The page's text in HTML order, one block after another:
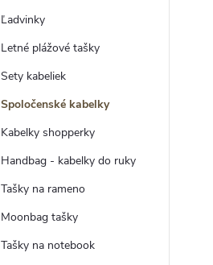
Ľadvinky
Letné plážové tašky
Sety kabeliek
Spoločenské kabelky
Kabelky shopperky
Handbag - kabelky do ruky
Tašky na rameno
Moonbag tašky
Tašky na notebook